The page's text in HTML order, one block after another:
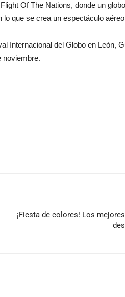
Of The Nations, donde un
que se crea un espectáculo
Internacional del Globo en León,
noviembre.
¡Fiesta de colores! Los